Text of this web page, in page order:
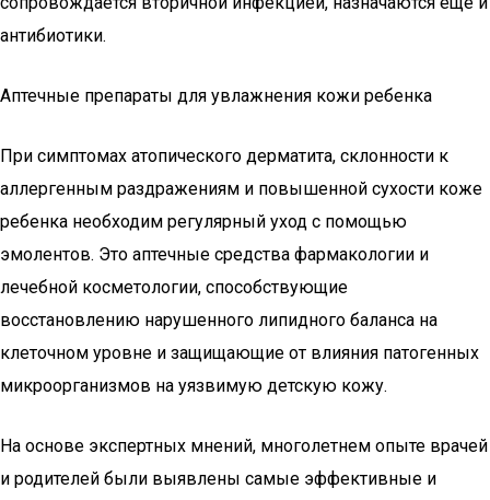
антибиотики.
Аптечные препараты для увлажнения кожи ребенка
При симптомах атопического дерматита, склонности к
аллергенным раздражениям и повышенной сухости коже
ребенка необходим регулярный уход с помощью
эмолентов. Это аптечные средства фармакологии и
лечебной косметологии, способствующие
восстановлению нарушенного липидного баланса на
клеточном уровне и защищающие от влияния патогенных
микроорганизмов на уязвимую детскую кожу.
На основе экспертных мнений, многолетнем опыте врачей
и родителей были выявлены самые эффективные и